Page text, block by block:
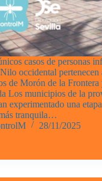
casos de personas
occidental pertenecen
de Morón de la Frontera
Los municipios de la
experimentado una
tranquila…
28/11/2025